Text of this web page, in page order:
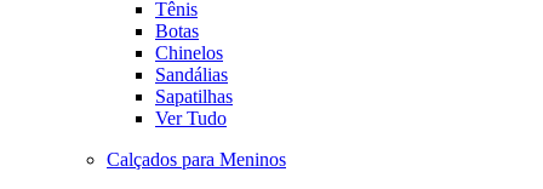
Tênis
Botas
Chinelos
Sandálias
Sapatilhas
Ver Tudo
Calçados para Meninos